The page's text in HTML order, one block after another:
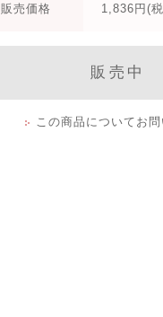
販売価格 1,836円(
販売中
この商品についてお